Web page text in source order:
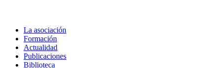
La asociación
Formación
Actualidad
Publicaciones
Biblioteca